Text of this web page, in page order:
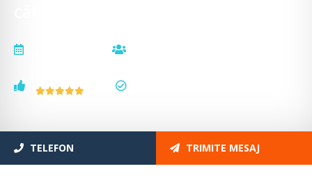
TELEFON TRIMITE MESAJ